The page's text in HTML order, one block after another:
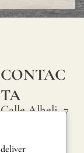
CONTAC
TA
Calle Alheli, 7
de la Victoria